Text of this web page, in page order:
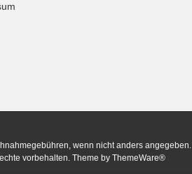
wenn nicht anders angegeben.
vorbehalten. Theme by ThemeWare®